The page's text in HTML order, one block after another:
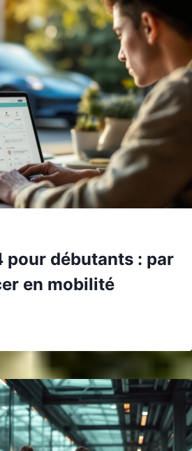
débutants : par
en mobilité